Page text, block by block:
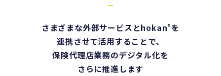
さまざまな外部サービスとhokan®を
連携させて活用することで、
保険代理店業務のデジタル化を
さらに推進します